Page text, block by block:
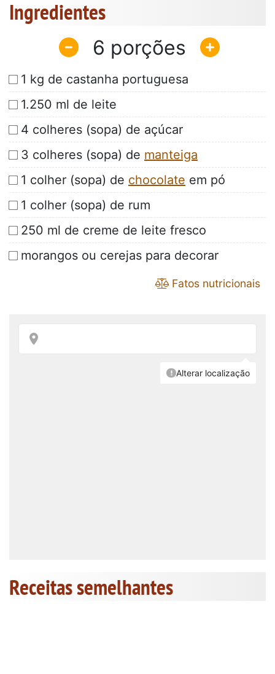
Ingredientes
6
1 kg de castanha portuguesa
1.250 ml de leite
4 colheres (sopa) de açúcar
3 colheres (sopa) de manteiga
1 colher (sopa) de chocolate em pó
1 colher (sopa) de rum
250 ml de creme de leite fresco
morangos ou cerejas para decorar
Fatos nutricionais
Receitas semelhantes